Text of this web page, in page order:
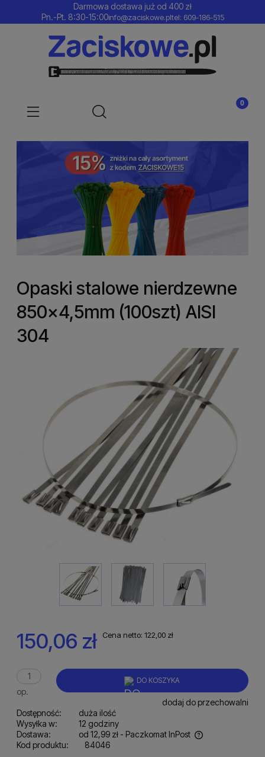
Darmowa dostawa już od 400 zł
Pn.-Pt. 8:30-15:00info@zaciskowe.pltel: 609-186-515
Opaski stalowe nierdzewne
850x4,5mm (100szt) AISI
304
150,06 zł Cena netto: 122,00 zł
op.
DO KOSZYKA
dodaj do przechowalni
Dostępność:
duża ilość
Wysyłka w:
12 godziny
Dostawa:
od 12,99 zł - Paczkomat InPost
Cena nie zawiera ewentualnych kosztów płatności
Kod produktu: 84046